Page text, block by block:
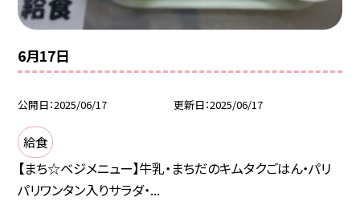
6月17日
公開日 2025/06/17 更新日 2025/06/17
給食
【まち☆ベジメニュー】牛乳・まちだのキムタクごはん・パリ
パリワンタン入りサラダ・...